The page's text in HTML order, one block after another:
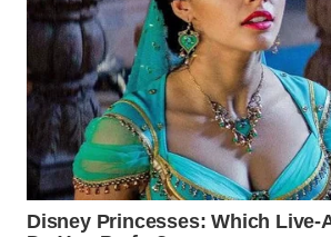
WN
SULUT
WN
MALUKU
MALUT